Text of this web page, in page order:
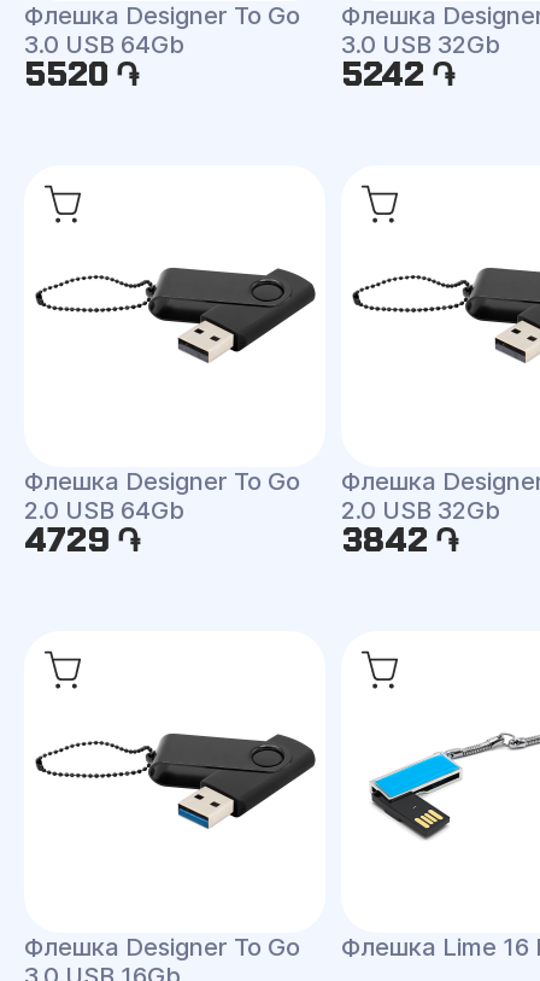
Флешка Designer To Go
3.0 USB 64Gb
5520 ֏
Флешка
3.0 USB 32Gb
5242 ֏
Флешка Designer To Go
2.0 USB 64Gb
4729 ֏
Флешка
2.0 USB 32Gb
3842 ֏
Флешка Designer To Go
Флешка Lime 16